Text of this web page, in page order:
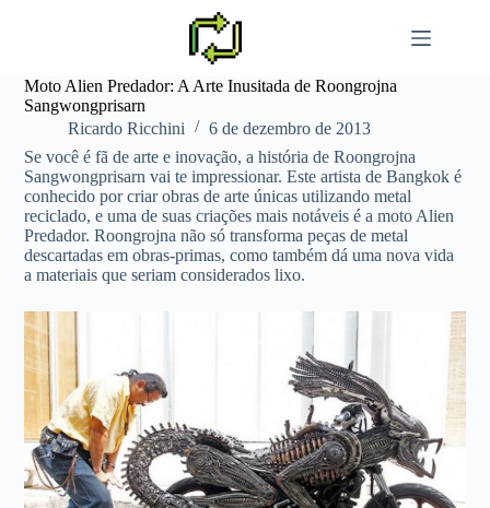
Moto Alien Predador: A Arte Inusitada de Roongrojna
Sangwongprisarn
Ricardo Ricchini
6 de dezembro de 2013
Se você é fã de arte e inovação, a história de Roongrojna
Sangwongprisarn vai te impressionar. Este artista de Bangkok é
conhecido por criar obras de arte únicas utilizando metal
reciclado, e uma de suas criações mais notáveis é a moto Alien
Predador. Roongrojna não só transforma peças de metal
descartadas em obras-primas, como também dá uma nova vida
a materiais que seriam considerados lixo.